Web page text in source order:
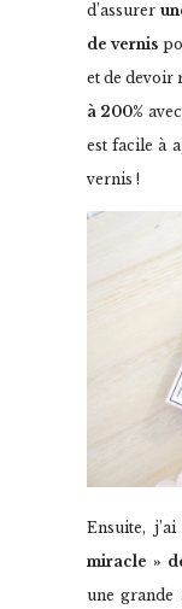
d’assurer
de vernis
et de devoir
à 200%
est facile à
vernis !
Ensuite,
miracle »
une grande